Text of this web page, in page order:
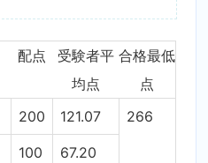
配点
受験者平
均点
合格最低
点
200 121.07 266
100 67.20